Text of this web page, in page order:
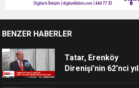
BENZER HABERLER
Tatar, Erenköy
Direnişi’nin 62’nci yıl